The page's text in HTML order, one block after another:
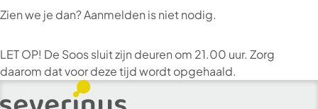
Zien we je dan? Aanmelden is niet nodig.
LET OP! De Soos sluit zijn deuren om 21.00 uur. Zorg
daarom dat voor deze tijd wordt opgehaald.